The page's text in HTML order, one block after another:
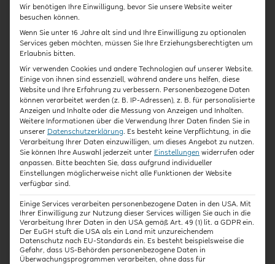
überhaupt erkannt werden? Lisa Pohlmeier und Dr.
Nadine Seddig zeigen zudem Möglichkeiten auf,
wie Kinder mit hoher Begabung in der Kita
gefördert werden können.
Kursart
Expert:innen-Interview
Dauer
ca. 30 Min.
Laufzeit
15 Tage ab
Kaufzeitpunkt
Abschluss
Teilnahmebestätigung
mit Zeitnachweis
Wir benötigen Ihre Einwilligung, bevor Sie unsere Website weiter
besuchen können.
Wenn Sie unter 16 Jahre alt sind und Ihre Einwilligung zu optionalen
Services geben möchten, müssen Sie Ihre Erziehungsberechtigten um
Erlaubnis bitten.
Wir verwenden Cookies und andere Technologien auf unserer Website.
Einige von ihnen sind essenziell, während andere uns helfen, diese
Website und Ihre Erfahrung zu verbessern. Personenbezogene Daten
können verarbeitet werden (z. B. IP-Adressen), z. B. für personalisierte
Anzeigen und Inhalte oder die Messung von Anzeigen und Inhalten.
Weitere Informationen über die Verwendung Ihrer Daten finden Sie in
unserer Datenschutzerklärung. Es besteht keine Verpflichtung, in die
Verarbeitung Ihrer Daten einzuwilligen, um dieses Angebot zu nutzen.
Sie können Ihre Auswahl jederzeit unter Einstellungen widerrufen oder
anpassen. Bitte beachten Sie, dass aufgrund individueller
Einstellungen möglicherweise nicht alle Funktionen der Website
verfügbar sind.
Einige Services verarbeiten personenbezogene Daten in den USA. Mit
Ihrer Einwilligung zur Nutzung dieser Services willigen Sie auch in die
Verarbeitung Ihrer Daten in den USA gemäß Art. 49 (1) lit. a GDPR ein.
Der EuGH stuft die USA als ein Land mit unzureichendem
Datenschutz nach EU-Standards ein. Es besteht beispielsweise die
Gefahr, dass US-Behörden personenbezogene Daten in
Überwachungsprogrammen verarbeiten, ohne dass für